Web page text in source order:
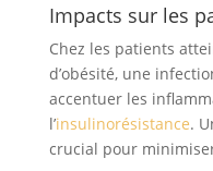
Impacts sur les
Chez les patients
d’obésité, une
accentuer les
l’insulinorésistance.
crucial pour